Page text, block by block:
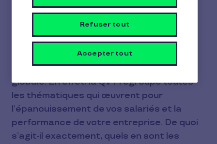
À l’heure où les cas d’épuisement
professionnel se multiplient, favoriser le
bien-être apparaît comme une nécessité.
Au milieu des outils disponibles, la qualité
de vie au travail propose une approche
globale. En effet, la QVT regroupe toutes
les thématiques qui œuvrent pour
l’épanouissement de vos salariés et la
performance de votre entreprise. De quoi
s’agit-il exactement, quels en sont les
Refuser tout
Accepter tout